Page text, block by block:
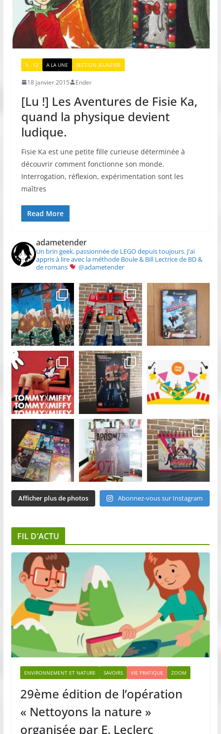
9 - 12 A LA UNE SECTION JEUNESSE
18 janvier 2015 Ender
[Lu !] Les Aventures de Fisie Ka,
quand la physique devient
ludique.
Fisie Ka est une petite fille curieuse déterminée à
découvrir comment fonctionne son monde.
Interrogation, réflexion, expérimentation sont les
maîtres
Read More
adametender
Un brin geek, passionnée de LEGO depuis toujours.J'ai
appris à lire avec la méthode Boule & Bill Lectrice de BD &
de romans
@adametender
Afficher plus de photos Abonnez-vous sur Instagram
FIL D’ACTU
ENVIRONNEMENT ET NATURE SAVOIRS VIE PRATIQUE ZOOM
29ème édition de l’opération
« Nettoyons la nature »
organisée par E. Leclerc